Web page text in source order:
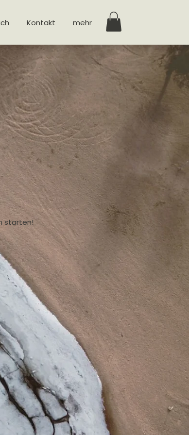
Kontakt mehr
starten!